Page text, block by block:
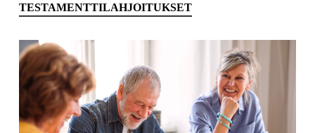
TESTAMENTTILAHJOITUKSET